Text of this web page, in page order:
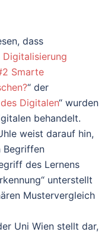
dass
Smarte
“ der
Digitalen“ wurden
behandelt.
weist darauf hin,
Begriffen
des Lernens
unterstellt
Mustervergleich
Uni Wien stellt dar,